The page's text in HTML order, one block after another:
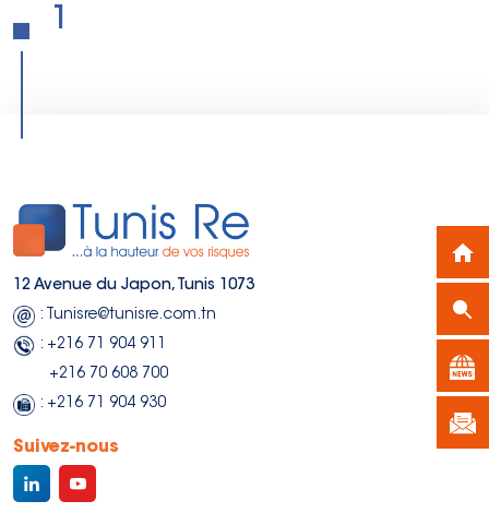
1
12 Avenue du Japon, Tunis 1073
: Tunisre@tunisre.com.tn
: +216 71 904 911
+216 70 608 700
: +216 71 904 930
Suivez-nous